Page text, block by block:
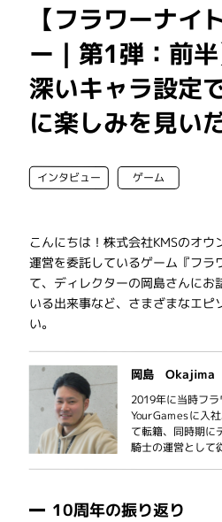
【フラワーナ
ー｜第1弾：前
深いキャラ設定
に楽しみを見い
インタビュー ゲーム
こんにちは！株式会社KMSのオウ
運営を委託しているゲーム『フ
て、ディレクターの岡島さんに
いる出来事など、さまざまなエ
い。
岡島 Okajima
2019年に当時フ
YourGamesに入
て転籍、同時期に
騎士の運営として
10周年の振り返り